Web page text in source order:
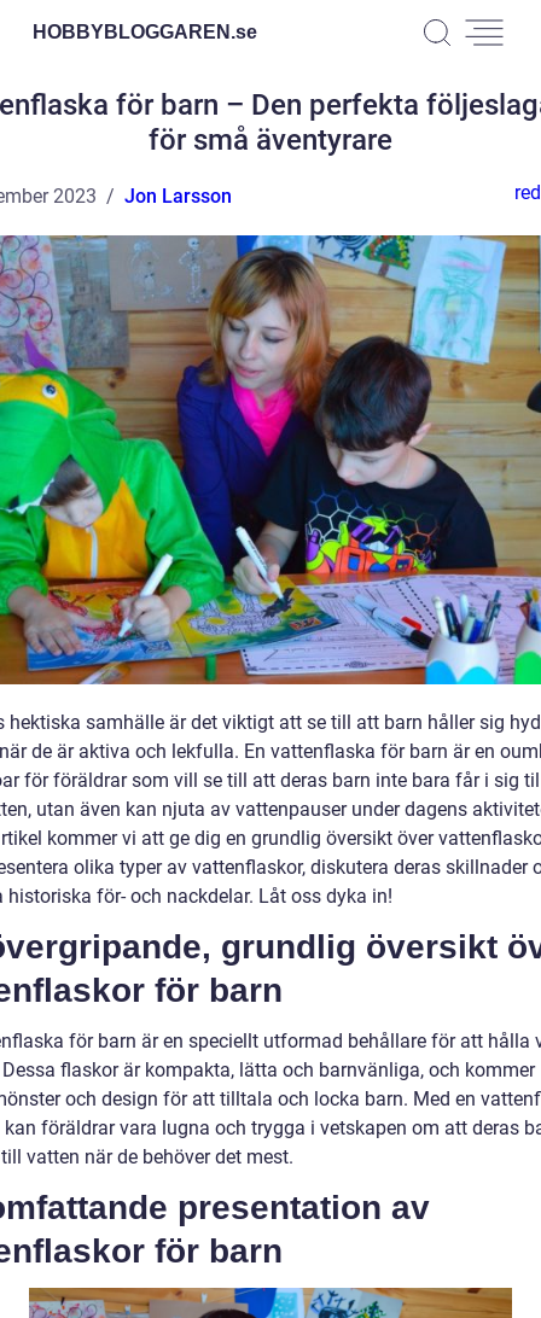
HOBBYBLOGGAREN.se
för barn – Den perfekta
för små äventyrare
2023 Jon Larsson
hektiska samhälle är det viktigt att se till att barn håller sig
de är aktiva och lekfulla. En vattenflaska för barn är en
för föräldrar som vill se till att deras barn inte bara får i sig
utan även kan njuta av vattenpauser under dagens
kommer vi att ge dig en grundlig översikt över
olika typer av vattenflaskor, diskutera deras skillnader
historiska för- och nackdelar. Låt oss dyka in!
grundlig översikt
för barn
för barn är en speciellt utformad behållare för att hålla
flaskor är kompakta, lätta och barnvänliga, och kommer
och design för att tilltala och locka barn. Med en
föräldrar vara lugna och trygga i vetskapen om att deras
vatten när de behöver det mest.
presentation av
för barn